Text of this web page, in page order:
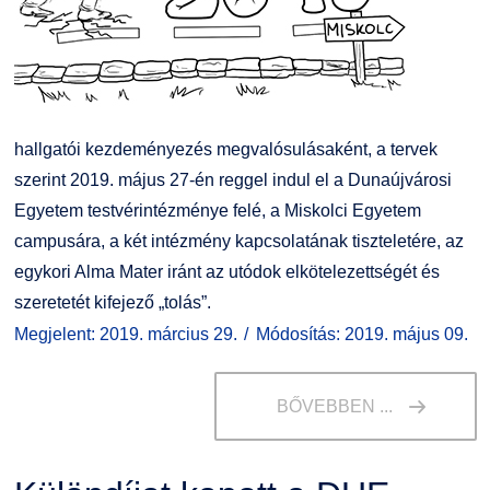
Kiemelt ösztöndíjak
Nemzetközi Lehetőségek
Szolgáltatások
Fordítási Szolgáltatások
Kerpely Antal Szakkollégium KASZK
K+F+I
Átjelentkezőknek
Kapcsolat
TDK/Tehetségnap
Atomerőművi Képzési Bázis
Együttműködő partnereink
hallgatói kezdeményezés megvalósulásaként, a tervek
szerint 2019. május 27-én reggel indul el a Dunaújvárosi
Egyetem testvérintézménye felé, a Miskolci Egyetem
campusára, a két intézmény kapcsolatának tiszteletére, az
egykori Alma Mater iránt az utódok elkötelezettségét és
szeretetét kifejező „tolás”.
Megjelent: 2019. március 29.
Módosítás: 2019. május 09.
BŐVEBBEN ...